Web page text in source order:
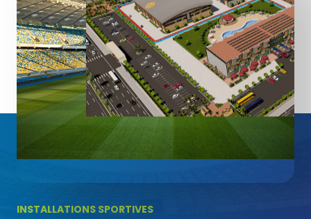
Terrains de Cricket
Football Américain
Sports de Tapis en Salle
Champ de Courses
6
7
8
9
6
7
8
9
6
7
8
9
7
8
9
9
INSTALLATIONS SPORTIVES